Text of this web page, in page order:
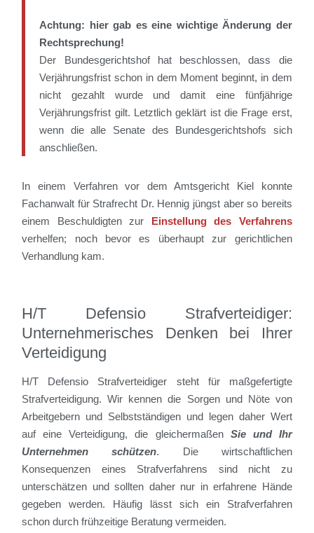
Achtung: hier gab es eine wichtige Änderung der
Rechtsprechung!
Der Bundesgerichtshof hat beschlossen, dass die
Verjährungsfrist schon in dem Moment beginnt, in dem
nicht gezahlt wurde und damit eine fünfjährige
Verjährungsfrist gilt. Letztlich geklärt ist die Frage erst,
wenn die alle Senate des Bundesgerichtshofs sich
anschließen.
In einem Verfahren vor dem Amtsgericht Kiel konnte
Fachanwalt für Strafrecht Dr. Hennig jüngst aber so bereits
einem Beschuldigten zur Einstellung des Verfahrens
verhelfen; noch bevor es überhaupt zur gerichtlichen
Verhandlung kam.
H/T Defensio Strafverteidiger:
Unternehmerisches Denken bei Ihrer
Verteidigung
H/T Defensio Strafverteidiger steht für maßgefertigte
Strafverteidigung. Wir kennen die Sorgen und Nöte von
Arbeitgebern und Selbstständigen und legen daher Wert
auf eine Verteidigung, die gleichermaßen Sie und Ihr
Unternehmen schützen. Die wirtschaftlichen
Konsequenzen eines Strafverfahrens sind nicht zu
unterschätzen und sollten daher nur in erfahrene Hände
gegeben werden. Häufig lässt sich ein Strafverfahren
schon durch frühzeitige Beratung vermeiden.